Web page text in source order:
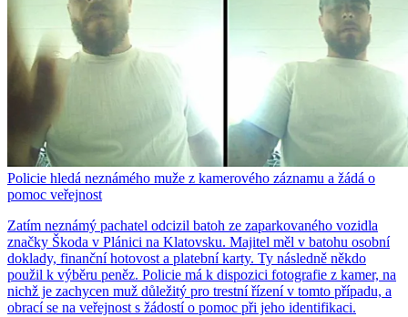
Policie hledá neznámého muže z kamerového záznamu a žádá o
pomoc veřejnost
Zatím neznámý pachatel odcizil batoh ze zaparkovaného vozidla
značky Škoda v Plánici na Klatovsku. Majitel měl v batohu osobní
doklady, finanční hotovost a platební karty. Ty následně někdo
použil k výběru peněz. Policie má k dispozici fotografie z kamer, na
nichž je zachycen muž důležitý pro trestní řízení v tomto případu, a
obrací se na veřejnost s žádostí o pomoc při jeho identifikaci.